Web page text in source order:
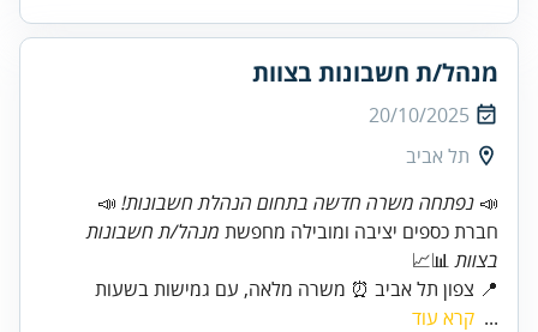
מנהל/ת חשבונות בצוות
20/10/2025
תל אביב
📣 נפתחה משרה חדשה בתחום הנהלת חשבונות!
חברת כספים יציבה ומובילה מחפשת מנהל/ת חשבונות
בצוות
📍 צפון תל אביב ⏰ משרה מלאה, עם גמישות בשעות
... קרא עוד